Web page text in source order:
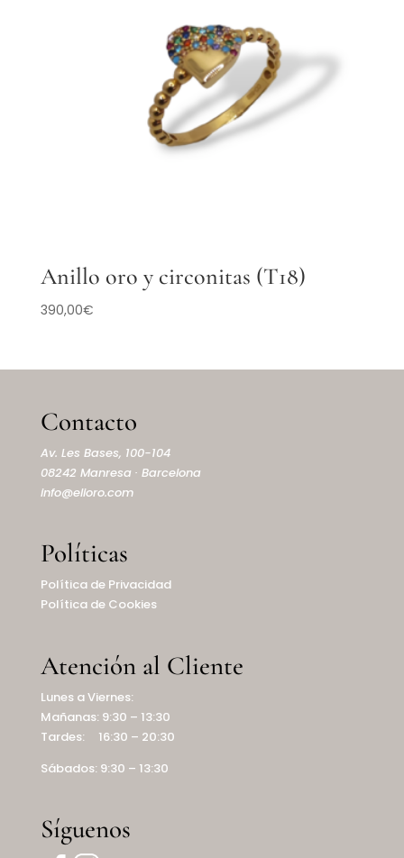
Anillo oro y circonitas (T18)
390,00€
Contacto
Av. Les Bases, 100-104
08242 Manresa · Barcelona
info@elioro.com
Políticas
Política de Privacidad
Política de Cookies
Atención al Cliente
Lunes a Viernes:
Mañanas: 9:30 – 13:30
Tardes: 16:30 – 20:30
Sábados: 9:30 – 13:30
Síguenos